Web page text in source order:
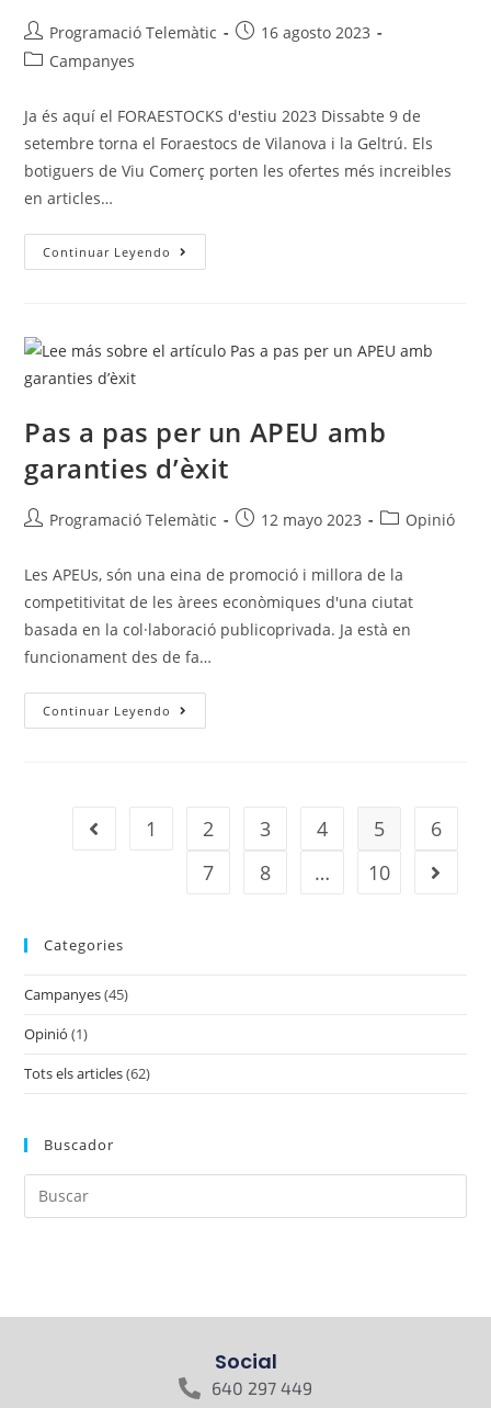
Programació Telemàtic
16 agosto 2023
Campanyes
Ja és aquí el FORAESTOCKS d'estiu 2023 Dissabte 9 de
setembre torna el Foraestocs de Vilanova i la Geltrú. Els
botiguers de Viu Comerç porten les ofertes més increibles
en articles…
Continuar Leyendo
Pas a pas per un APEU amb
garanties d’èxit
Programació Telemàtic 12 mayo 2023 Opinió
Les APEUs, són una eina de promoció i millora de la
competitivitat de les àrees econòmiques d'una ciutat
basada en la col·laboració publicoprivada. Ja està en
funcionament des de fa…
Continuar Leyendo
1 2 3 4 5
6
7
8 … 10
Categories
Campanyes(45)
Opinió (1)
Tots els articles(62)
Buscador
Social
640 297 449